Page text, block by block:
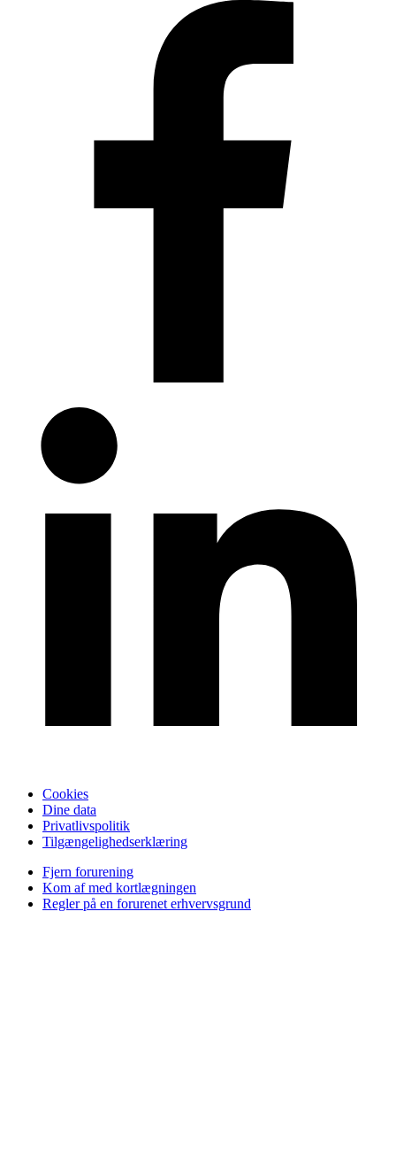
Cookies
Dine data
Privatlivspolitik
Tilgængelighedserklæring
Fjern forurening
Kom af med kortlægningen
Regler på en forurenet erhvervsgrund